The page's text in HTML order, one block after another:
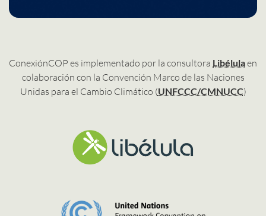
ConexiónCOP es implementado por la consultora Libélulaen
colaboración con la Convención Marco de las Naciones
Unidas para el Cambio Climático (UNFCCC/CMNUCC)